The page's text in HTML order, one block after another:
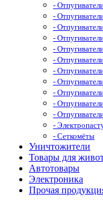
-
-
-
-
-
-
-
-
-
-
-
-
- Сеткомёты
Уничтожители
Товары для
Автотовары
Электроника
Прочая